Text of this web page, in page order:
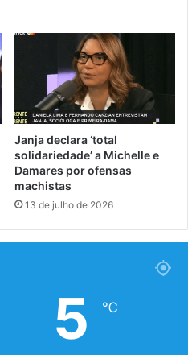
Janja declara ‘total
solidariedade’ a Michelle e
Damares por ofensas
machistas
13 de julho de 2026
5 ℃